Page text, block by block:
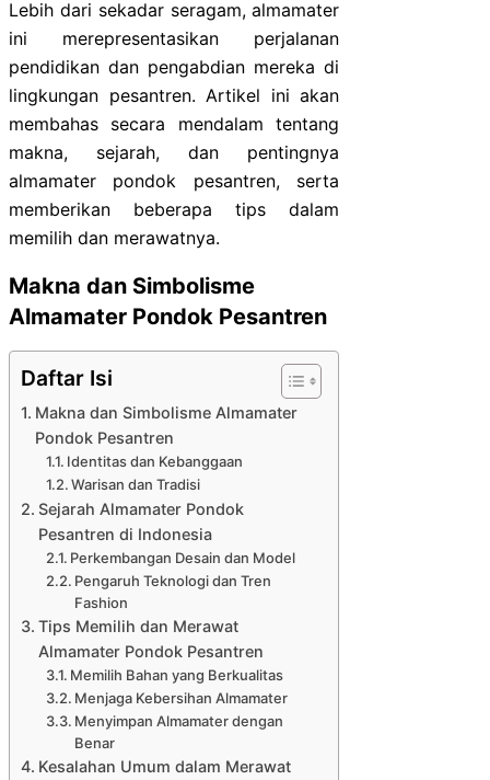
Lebih dari sekadar seragam, almamater
ini merepresentasikan perjalanan
pendidikan dan pengabdian mereka di
lingkungan pesantren. Artikel ini akan
membahas secara mendalam tentang
makna, sejarah, dan pentingnya
almamater pondok pesantren, serta
memberikan beberapa tips dalam
memilih dan merawatnya.
Makna dan Simbolisme
Almamater Pondok Pesantren
Daftar Isi
Makna dan Simbolisme Almamater
Pondok Pesantren
Identitas dan Kebanggaan
Warisan dan Tradisi
Sejarah Almamater Pondok
Pesantren di Indonesia
Perkembangan Desain dan Model
Pengaruh Teknologi dan Tren
Fashion
Tips Memilih dan Merawat
Almamater Pondok Pesantren
Memilih Bahan yang Berkualitas
Menjaga Kebersihan Almamater
Menyimpan Almamater dengan
Benar
Kesalahan Umum dalam Merawat